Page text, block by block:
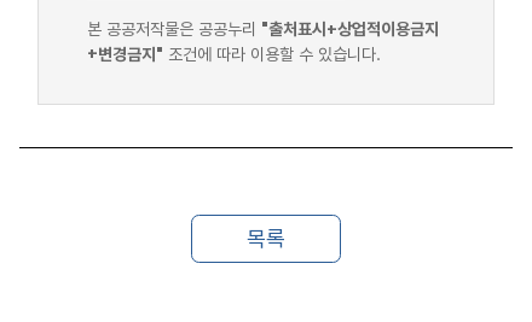
본 공공저작물은 공공누리 "출처표시+상업적이용금지
+변경금지" 조건에 따라 이용할 수 있습니다.